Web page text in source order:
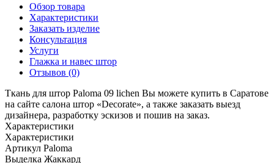
Обзор товара
Характеристики
Заказать изделие
Консультация
Услуги
Глажка и навес штор
Отзывов (0)
Ткань для штор Paloma 09 lichen Вы можете купить в Саратове
на сайте салона штор «Decorate», а также заказать выезд
дизайнера, разработку эскизов и пошив на заказ.
Характеристики
Характеристики
Артикул Paloma
Выделка Жаккард